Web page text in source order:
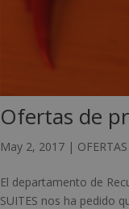
Ofertas de
May 2, 2017 |
El departamento de
SUITES nos ha pedido